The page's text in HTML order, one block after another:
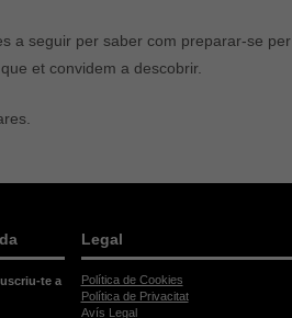
a seguir per saber com preparar-se per
et convidem a descobrir.
te a
Legal
Política de Cookies
Política de Privacitat
Avís Legal